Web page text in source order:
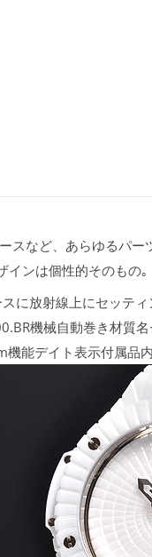
スなど、あらゆるパ
インは個性的そのもの｡
に放射線上にセッテ
機械自動巻き材質
能デイト表示付属品